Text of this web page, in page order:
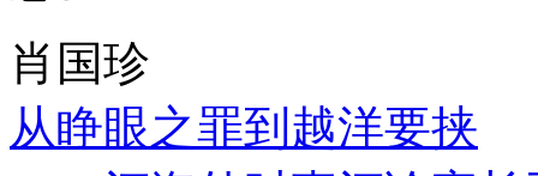
肖国珍
从睁眼之罪到越洋要挟